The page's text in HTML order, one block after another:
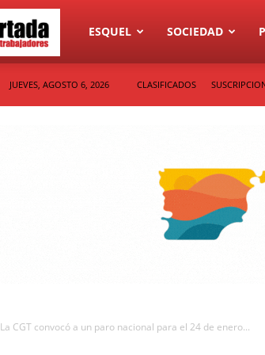
Diario
La
ESQUEL SOCIEDAD
JUEVES, AGOSTO 6, 2026 CLASIFICADOS
La CGT convocó a un paro nacional para el 24 de enero...